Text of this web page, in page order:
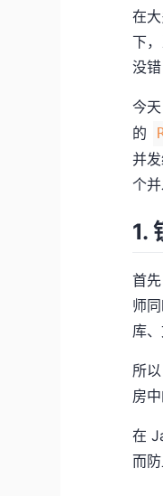
在
下
没
今
的
并
个
1.
首
师
库
所
房
在
而